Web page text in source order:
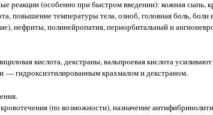
реакции (особенно при быстром введении): кожная сыпь,
повышение температуры тела, озноб, головная боль, боли
нефриты, полинейропатия, периорбитальный и
кислота, декстраны, вальпроевая кислота
гидроксиэтилированным крахмалом и декстраном.
(по возможности), назначение